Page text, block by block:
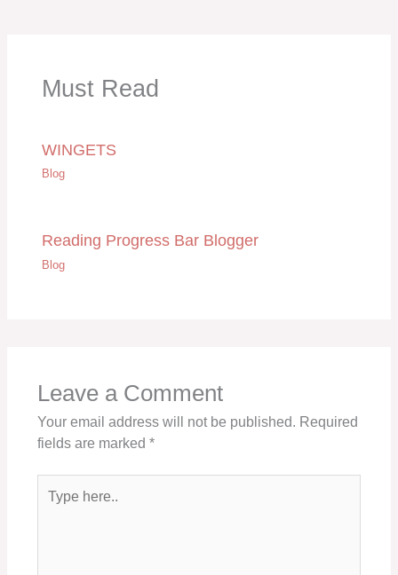
Must Read
WINGETS
Blog
Reading Progress Bar Blogger
Blog
Leave a Comment
Your email address will not be published. Required
fields are marked *
here..